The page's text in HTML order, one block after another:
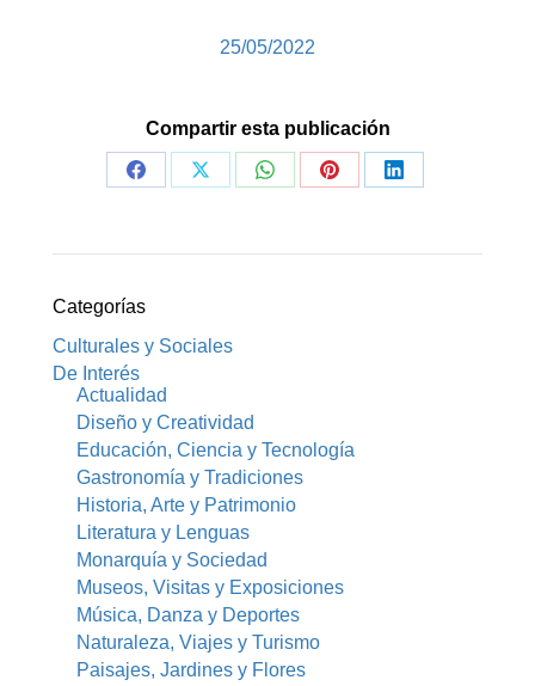
25/05/2022
Compartir esta publicación
Share
Facebook
Share
X
Share
WhatsApp
Share
Pinterest
Share
LinkedIn
Categorías
Culturales y Sociales
De Interés
Actualidad
Diseño y Creatividad
Educación, Ciencia y Tecnología
Gastronomía y Tradiciones
Historia, Arte y Patrimonio
Literatura y Lenguas
Monarquía y Sociedad
Museos, Visitas y Exposiciones
Música, Danza y Deportes
Naturaleza, Viajes y Turismo
Paisajes, Jardines y Flores